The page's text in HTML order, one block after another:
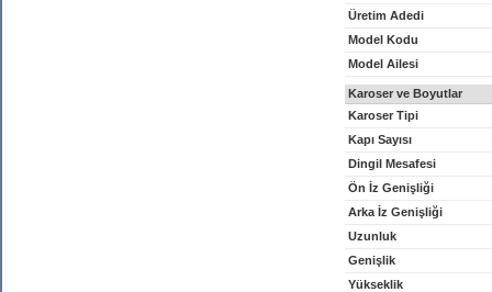
Üretim Adedi
Model Kodu
Model Ailesi
Karoser ve Boyutlar
Karoser Tipi
Kapı Sayısı
Dingil Mesafesi
Ön İz Genişliği
Arka İz Genişliği
Uzunluk
Genişlik
Yükseklik